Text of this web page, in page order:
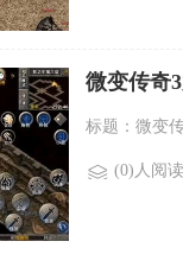
微变传奇
标题：微变
(0)人阅读